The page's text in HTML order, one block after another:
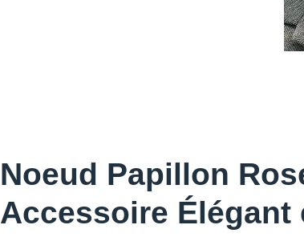
Noeud Papillon
Accessoire Élégant